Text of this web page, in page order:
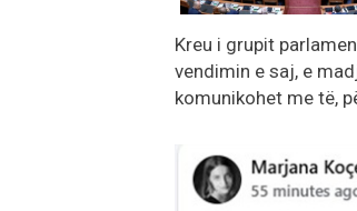
Kreu i grupit
vendimin e saj, e
komunikohet me të,